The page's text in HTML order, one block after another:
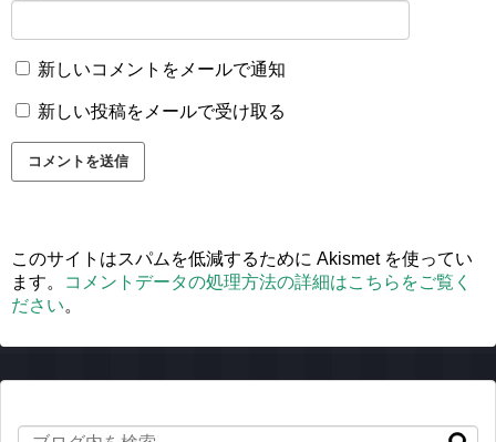
新しいコメントをメールで通知
新しい投稿をメールで受け取る
このサイトはスパムを低減するために Akismet を使ってい
ます。
コメントデータの処理方法の詳細はこちらをご覧く
ださい。